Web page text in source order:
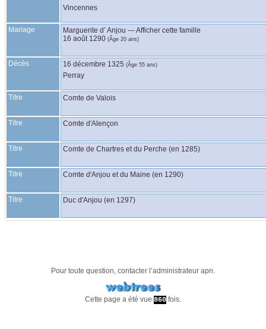
Vincennes
Mariage Marguerite d’ Anjou —Afficher cette famille
16 août 1290 (Âge 20 ans)
Décès 16 décembre 1325 (Âge 55 ans)
Perray
Titre Comte de Valois
Titre Comte d'Alençon
Titre Comte de Chartres et du Perche (en 1285)
Titre Comte d'Anjou et du Maine (en 1290)
Titre Duc d'Anjou (en 1297)
Pour toute question, contacter l’administrateur apn.
Cette page a été vue 860 fois.